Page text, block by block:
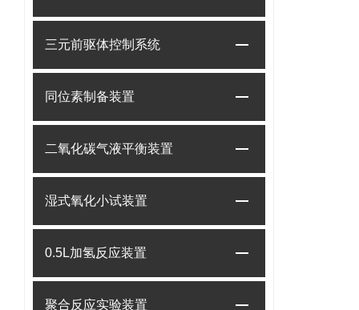
三元前驱体控制系统
同位素制备装置
二氧化碳气液平衡装置
湿式氧化小试装置
0.5L加氢反应装置
聚合反应实验装置